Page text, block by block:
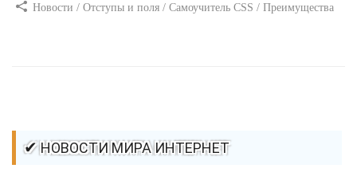
Новости / Отступы и поля / Самоучитель CSS / Преимущества
✔ НОВОСТИ МИРА ИНТЕРНЕТ